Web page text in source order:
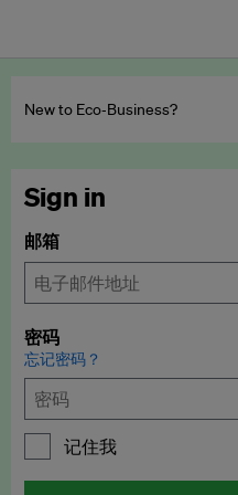
New to Eco‑Business?
Sign in
邮箱
密码
忘记密码？
记住我